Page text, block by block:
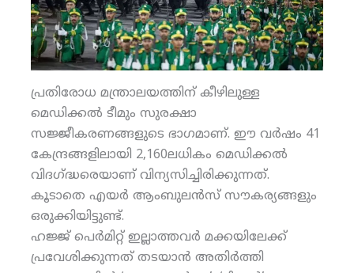
പ്രതിരോധ മന്ത്രാലയത്തിന് കീഴിലുള്ള
മെഡിക്കല്‍ ടീമും സുരക്ഷാ
സജ്ജീകരണങ്ങളുടെ ഭാഗമാണ്. ഈ വര്‍ഷം 41
കേന്ദ്രങ്ങളിലായി 2,160ലധികം മെഡിക്കല്‍
വിദഗ്ദ്ധരെയാണ് വിന്യസിച്ചിരിക്കുന്നത്.
കൂടാതെ എയര്‍ ആംബുലന്‍സ് സൗകര്യങ്ങളും
ഒരുക്കിയിട്ടുണ്ട്.
ഹജ്ജ് പെര്‍മിറ്റ് ഇല്ലാത്തവര്‍ മക്കയിലേക്ക്
പ്രവേശിക്കുന്നത് തടയാന്‍ അതിര്‍ത്തി